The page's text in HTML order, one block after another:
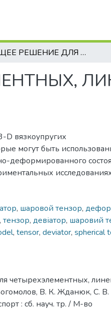
ОБЩЕЕ РЕШЕНИЕ ДЛЯ ЧЕТЫРЕХЭЛЕМЕНТНЫХ, ЛИНЕЙНЫХ, ВЯЗКОУПРУГИХ 3-D МОДЕЛЕЙ
вязкоупругих
могут быть
деформированного
, шаровой тензор,
, тензор, девіатор, шаровий
, tensor, deviator, spherical
четырехэлементных,
В. К. Жданюк, С. В.
: сб. науч. тр. / М-во